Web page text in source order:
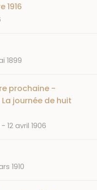
1916
1899
prochaine -
journée de huit
DATE
12 avril 1906
1910